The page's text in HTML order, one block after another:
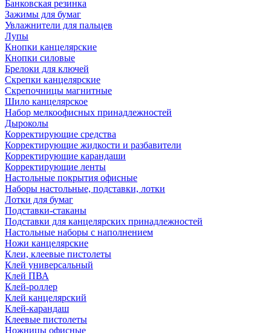
Банковская резинка
Зажимы для бумаг
Увлажнители для пальцев
Лупы
Кнопки канцелярские
Кнопки силовые
Брелоки для ключей
Скрепки канцелярские
Скрепочницы магнитные
Шило канцелярское
Набор мелкоофисных принадлежностей
Дыроколы
Корректирующие средства
Корректирующие жидкости и разбавители
Корректирующие карандаши
Корректирующие ленты
Настольные покрытия офисные
Наборы настольные, подставки, лотки
Лотки для бумаг
Подставки-стаканы
Подставки для канцелярских принадлежностей
Настольные наборы с наполнением
Ножи канцелярские
Клеи, клеевые пистолеты
Клей универсальный
Клей ПВА
Клей-роллер
Клей канцелярский
Клей-карандаш
Клеевые пистолеты
Ножницы офисные